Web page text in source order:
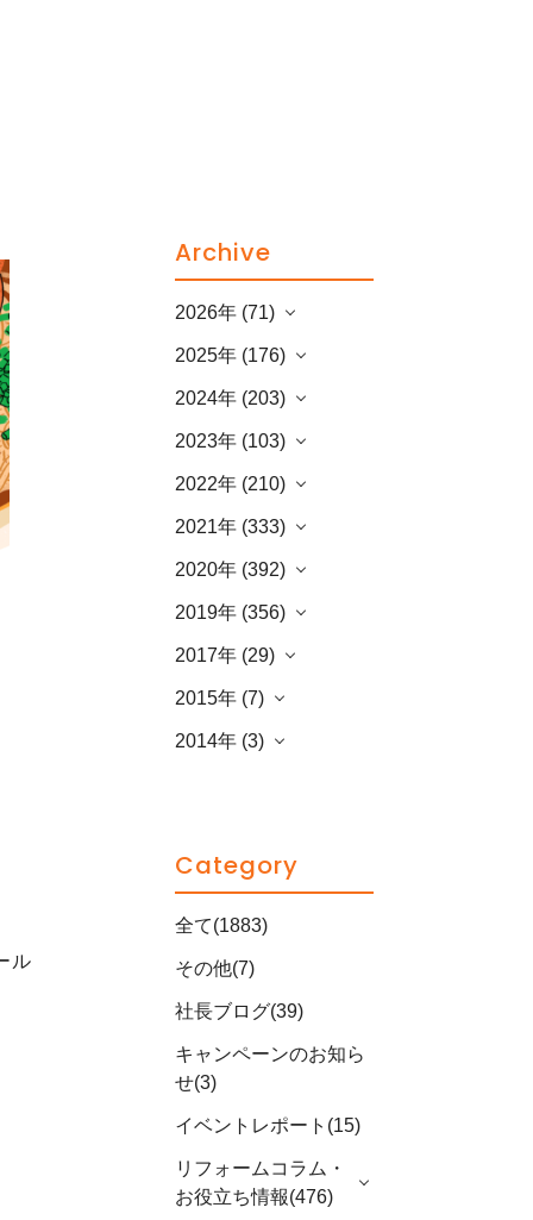
ル
Archive
2026年 (71)
2025年 (176)
2024年 (203)
2023年 (103)
2022年 (210)
2021年 (333)
2020年 (392)
2019年 (356)
2017年 (29)
2015年 (7)
2014年 (3)
Category
全て(1883)
その他(7)
社長ブログ(39)
キャンペーンのお知ら
せ(3)
イベントレポート(15)
リフォームコラム・
お役立ち情報(476)